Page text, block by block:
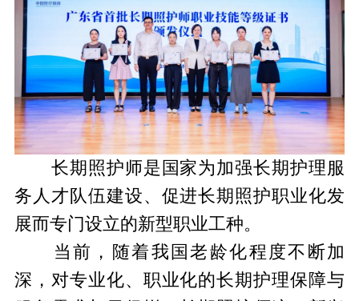
长期照护师是国家为加强长期护理服
务人才队伍建设、促进长期照护职业化发
展而专门设立的新型职业工种。
当前，随着我国老龄化程度不断加
深，对专业化、职业化的长期护理保障与